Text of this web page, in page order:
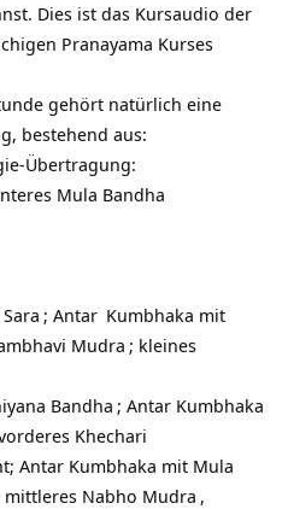
Dies ist das Kursaudio der
Pranayama Kurses
gehört natürlich eine
bestehend aus:
Übertragung:
Mula Bandha
; Antar Kumbhaka mit
Mudra ; kleines
Bandha ; Antar Kumbhaka
Khechari
Antar Kumbhaka mit Mula
mittleres Nabho Mudra ,